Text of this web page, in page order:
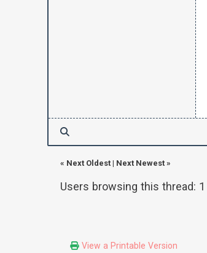
« Next Oldest| Next Newest»
Users browsing this thread:
View a Printable Version